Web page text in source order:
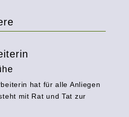
hat für alle Anliegen
mit Rat und Tat zur